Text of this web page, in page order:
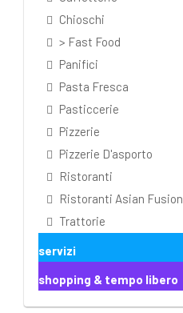
Chioschi
> Fast Food
Panifici
Pasta Fresca
Pasticcerie
Pizzerie
Pizzerie D'asporto
Ristoranti
Ristoranti Asian Fusion
Trattorie
servizi
shopping & tempo libero